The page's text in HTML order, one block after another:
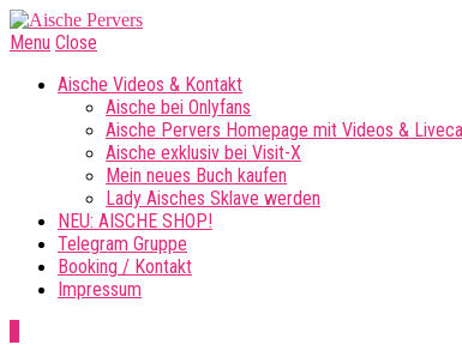
Menu Close
Aische Videos & Kontakt
Aische bei Onlyfans
Aische Pervers Homepage mit Videos &
Aische exklusiv bei Visit-X
Mein neues Buch kaufen
Lady Aisches Sklave werden
NEU: AISCHE SHOP!
Telegram Gruppe
Booking / Kontakt
Impressum